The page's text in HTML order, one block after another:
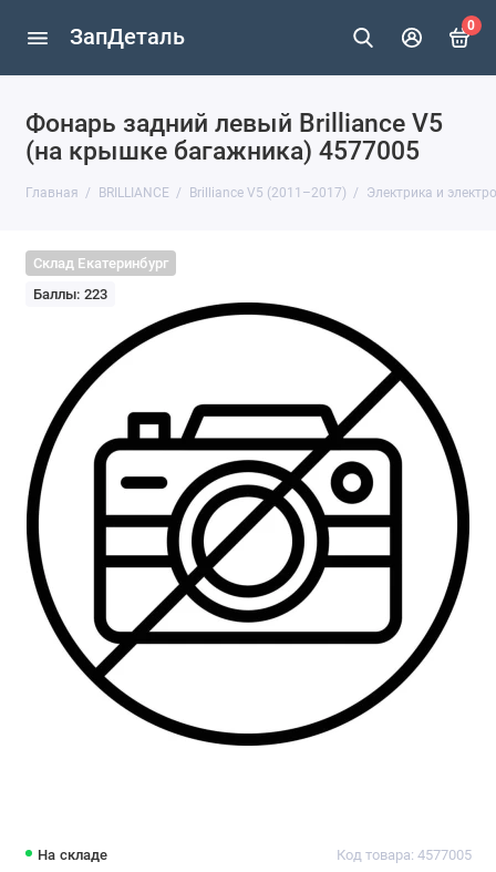
ЗапДеталь 0
Фонарь задний левый Brilliance V5
(на крышке багажника) 4577005
Главная BRILLIANCE Brilliance V5 (2011–2017) Электрика и
Склад Екатеринбург
Баллы: 223
На складе Код товара: 4577005